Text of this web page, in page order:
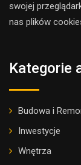
swojej
nas plików
Kategorie
Budowa i
Inwestycje
Wnętrza